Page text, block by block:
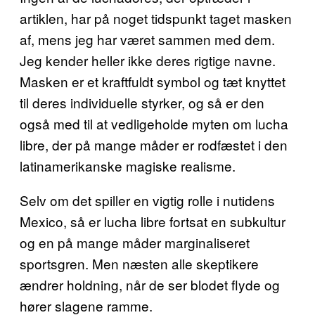
artiklen, har på noget tidspunkt taget masken
af, mens jeg har været sammen med dem.
Jeg kender heller ikke deres rigtige navne.
Masken er et kraftfuldt symbol og tæt knyttet
til deres individuelle styrker, og så er den
også med til at vedligeholde myten om lucha
libre, der på mange måder er rodfæstet i den
latinamerikanske magiske realisme.
Selv om det spiller en vigtig rolle i nutidens
Mexico, så er lucha libre fortsat en subkultur
og en på mange måder marginaliseret
sportsgren. Men næsten alle skeptikere
ændrer holdning, når de ser blodet flyde og
hører slagene ramme.